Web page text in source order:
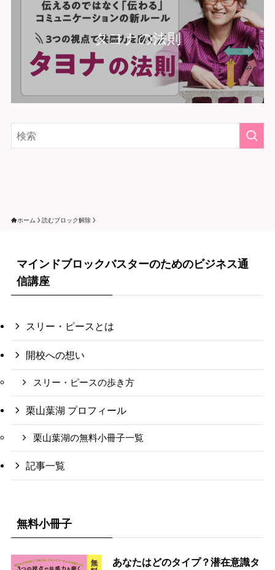
タヨナの法則
ホーム 読むブロック解除
マインドブロックバスターのためのビジネス通
信講座
スリー・ピースとは
開校への想い
スリー・ピースの歩き方
栗山葉湖 プロフィール
栗山葉湖の無料小冊子一覧
記事一覧
無料小冊子
あなたはどのタイプ？潜在意識タ